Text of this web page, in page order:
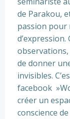
de Parakou,
passion pour
observations,
de donner
invisibles.
facebook
créer un
conscience